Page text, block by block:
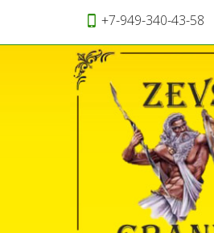
+7-949-340-43-58